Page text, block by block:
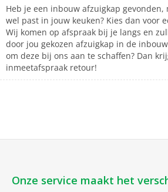
Heb je een inbouw afzuigkap
wel past in jouw keuken? Kies dan voor
Wij komen op afspraak bij je langs en
door jou gekozen afzuigkap in de
om deze bij ons aan te schaffen? Dan
inmeetafspraak retour!
Onze service maakt het